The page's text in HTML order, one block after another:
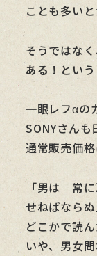
ことも多いと
そうではな
ある！ とい
一眼レフαの
SONYさんも
通常販売価
「男は 常に
せねばなら
どこかで読
いや、男女